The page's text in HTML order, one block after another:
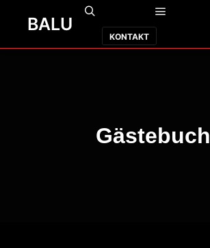
BALU Suchen
KONTAKT
Gästebuch